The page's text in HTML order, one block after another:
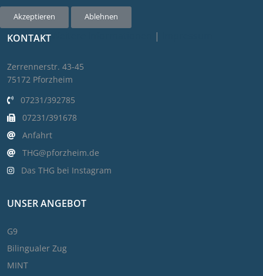
KONTAKT
Zerrennerstr. 43-45
75172 Pforzheim
07231/392785
07231/391678
Anfahrt
THG@pforzheim.de
Das THG bei Instagram
UNSER ANGEBOT
G9
Bilingualer Zug
MINT
Akzeptieren Ablehnen
Weitere Informationen |